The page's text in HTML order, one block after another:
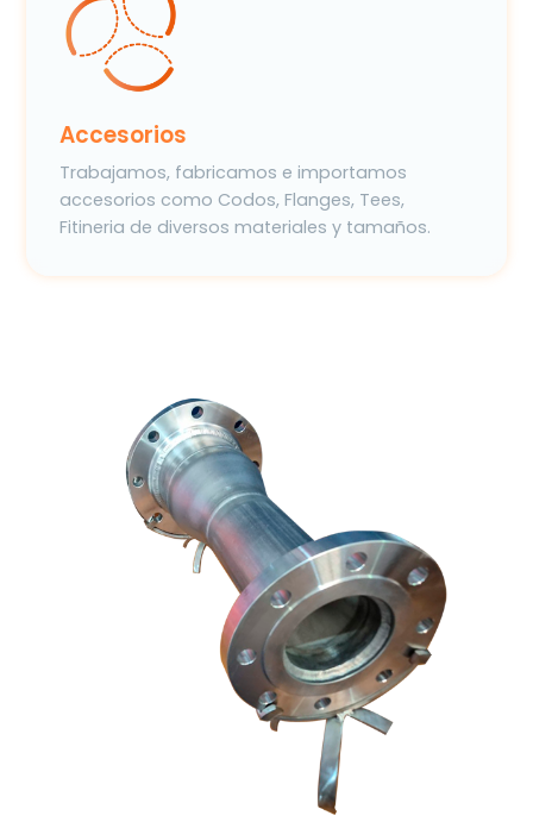
Accesorios
Trabajamos, fabricamos e importamos
accesorios como Codos, Flanges, Tees,
Fitineria de diversos materiales y tamaños.